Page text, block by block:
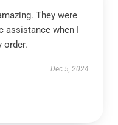
They were
assistance when I
order.
Dec 5, 2024